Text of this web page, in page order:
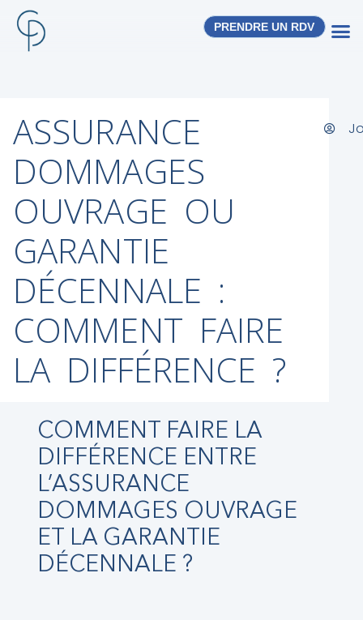
PRENDRE UN RDV
ASSURANCE
DOMMAGES
OUVRAGE OU
GARANTIE
DÉCENNALE :
COMMENT FAIRE
LA DIFFÉRENCE ?
COMMENT FAIRE LA
DIFFÉRENCE ENTRE
L’ASSURANCE
DOMMAGES OUVRAGE
ET LA GARANTIE
DÉCENNALE ?